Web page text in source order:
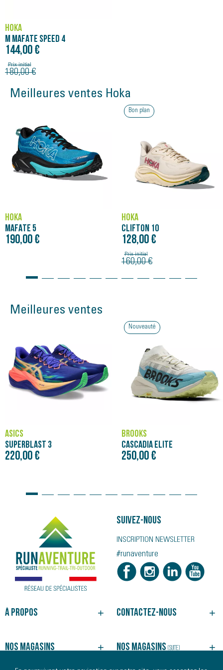
HOKA
M MAFATE SPEED 4
144,00 €
Prix initial
180,00 €
Meilleures ventes Hoka
HOKA
MAFATE 5
190,00 €
Bon plan
HOKA
CLIFTON 10
128,00 €
Prix initial
160,00 €
Meilleures ventes
ASICS
SUPERBLAST 3
220,00 €
Nouveauté
BROOKS
CASCADIA ELITE
250,00 €
À propos
NOS MAGASINS
NOS SERVICES
Contactez-nous
SUIVRE VOTRE COMMANDE
JOINDRE UN MAGASIN
Suivez-nous
INSCRIPTION NEWSLETTER
#runaventure
Nos magasins
ALBI
Nos magasins (suite)
MORLAIX